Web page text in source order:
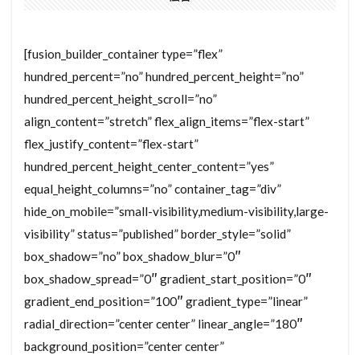
[fusion_builder_container type=”flex”
hundred_percent=”no” hundred_percent_height=”no”
hundred_percent_height_scroll=”no”
align_content=”stretch” flex_align_items=”flex-start”
flex_justify_content=”flex-start”
hundred_percent_height_center_content=”yes”
equal_height_columns=”no” container_tag=”div”
hide_on_mobile=”small-visibility,medium-visibility,large-
visibility” status=”published” border_style=”solid”
box_shadow=”no” box_shadow_blur=”0″
box_shadow_spread=”0″ gradient_start_position=”0″
gradient_end_position=”100″ gradient_type=”linear”
radial_direction=”center center” linear_angle=”180″
background_position=”center center”